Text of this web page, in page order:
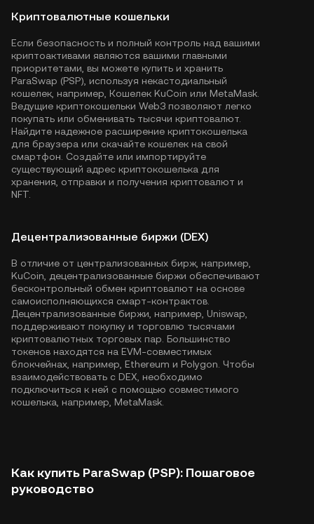
Криптовалютные кошельки
Если безопасность и полный контроль над вашими
криптоактивами являются вашими главными
приоритетами, вы можете купить и хранить
ParaSwap (PSP), используя некастодиальный
кошелек, например, Кошелек KuCoin или MetaMask.
Ведущие криптокошельки Web3 позволяют легко
покупать или обменивать тысячи криптовалют.
Найдите надежное расширение криптокошелька
для браузера или скачайте кошелек на свой
смартфон. Создайте или импортируйте
существующий адрес криптокошелька для
хранения, отправки и получения криптовалют и
NFT.
Децентрализованные биржи (DEX)
В отличие от централизованных бирж, например,
KuCoin, децентрализованные биржи обеспечивают
бесконтрольный обмен криптовалют на основе
самоисполняющихся смарт-контрактов.
Децентрализованные биржи, например, Uniswap,
поддерживают покупку и торговлю тысячами
криптовалютных торговых пар. Большинство
токенов находятся на EVM-совместимых
блокчейнах, например, Ethereum и Polygon . Чтобы
взаимодействовать с DEX, необходимо
подключиться к ней с помощью совместимого
кошелька, например, MetaMask.
Как купить ParaSwap (PSP): Пошаговое
руководство